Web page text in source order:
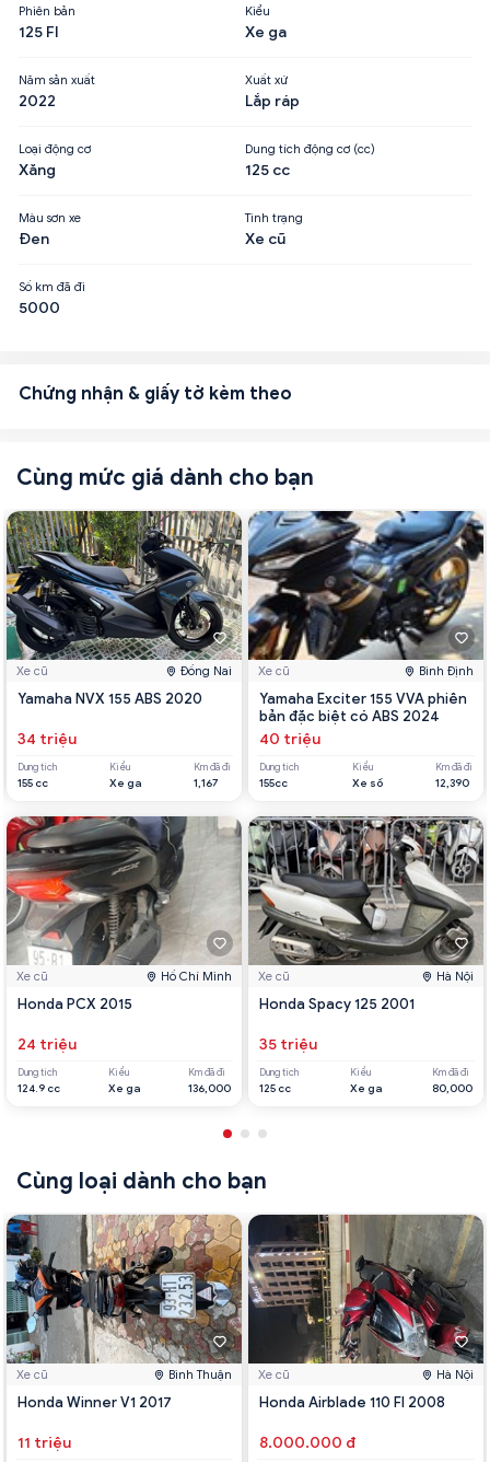
Phiên bản
125 FI
Kiểu
Xe ga
Năm sản xuất
2022
Xuất xứ
Lắp ráp
Loại động cơ
Xăng
Dung tích động cơ (cc)
125 cc
Màu sơn xe
Đen
Tình trạng
Xe cũ
Số km đã đi
5000
Chứng nhận & giấy tờ kèm theo
Cùng mức giá dành cho bạn
Xe cũ Đồng Nai
Yamaha NVX 155 ABS 2020
34 triệu
Dung tích
155 cc
Kiểu
Xe ga
Km đã đi
1,167
Xe cũ Hồ Chí Minh
Honda PCX 2015
24 triệu
Dung tích
124.9 cc
Kiểu
Xe ga
Km đã đi
136,000
Xe cũ Bình Định
Yamaha Exciter 155 VVA phiên
bản đặc biệt có ABS 2024
40 triệu
Dung tích
155cc
Kiểu
Xe số
Km đã đi
12,390
Xe cũ Hà Nội
Honda Spacy 125 2001
35 triệu
Dung tích
125 cc
Kiểu
Xe ga
Km đã đi
80,000
Cùng loại dành cho bạn
Xe cũ Bình Thuận
Honda Winner V1 2017
11 triệu
Xe cũ Hà Nội
Honda Airblade 110 FI 2008
8.000.000 đ